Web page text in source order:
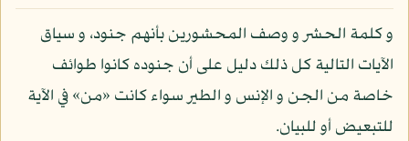
و كلمة الحشر و وصف المحشورين بأنهم جنود، و سياق
الآيات التالية كل ذلك دليل على أن جنوده كانوا طوائف
خاصة من الجن و الإنس و الطير سواء كانت «من» في الآية
للتبعيض أو للبيان.